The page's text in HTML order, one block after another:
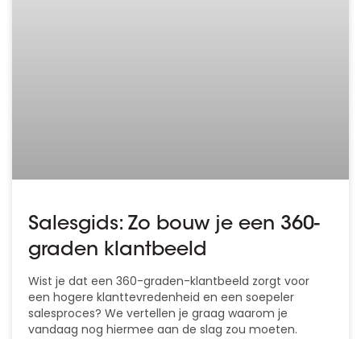
Salesgids: Zo bouw je een 360-
graden klantbeeld
Wist je dat een 360-graden-klantbeeld zorgt voor
een hogere klanttevredenheid en een soepeler
salesproces? We vertellen je graag waarom je
vandaag nog hiermee aan de slag zou moeten.